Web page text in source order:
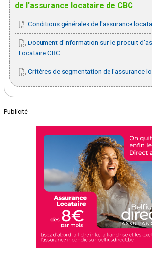
de l'assurance locataire de CBC
Conditions générales de l'assurance
Document d’information sur le produit
Locataire CBC
Critères de segmentation de l'assurance
Publicité